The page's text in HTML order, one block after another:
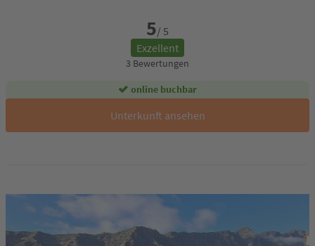
5/ 5
Exzellent
3 Bewertungen
online buchbar
Unterkunft ansehen